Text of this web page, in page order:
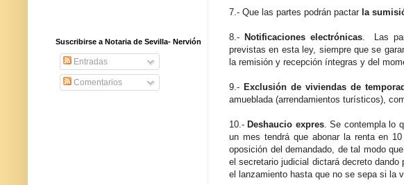
7.- Que las partes podrán pactar la
8.- Notificaciones electrónicas. Las
previstas en esta ley, siempre que se
la remisión y recepción íntegras y del
9.- Exclusión de viviendas de
amueblada (arrendamientos turísticos),
10.- Deshaucio expres. Se contempla lo
un mes tendrá que abonar la renta en
oposición del demandado, de tal modo
el secretario judicial dictará decreto
el lanzamiento hasta que no se sepa si la
Suscribirse a Notaria de Sevilla- Nervión
Entradas
Comentarios